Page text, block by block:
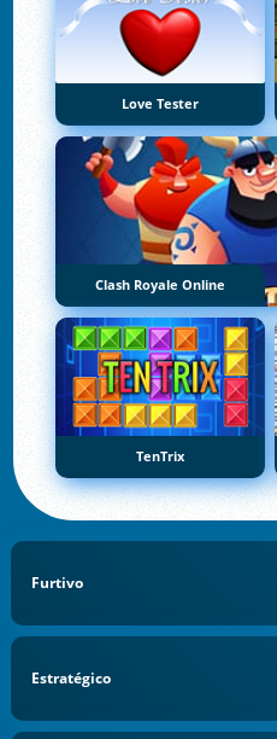
Love Tester
Clash Royale Online
TenTrix
Furtivo
Estratégico